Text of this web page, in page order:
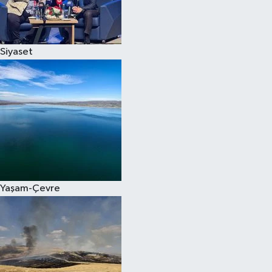
Siyaset
Yaşam-Çevre
Spor
Çocuk
Eğitim
Kim kimdir?
Kültür Sanat
Sağlık